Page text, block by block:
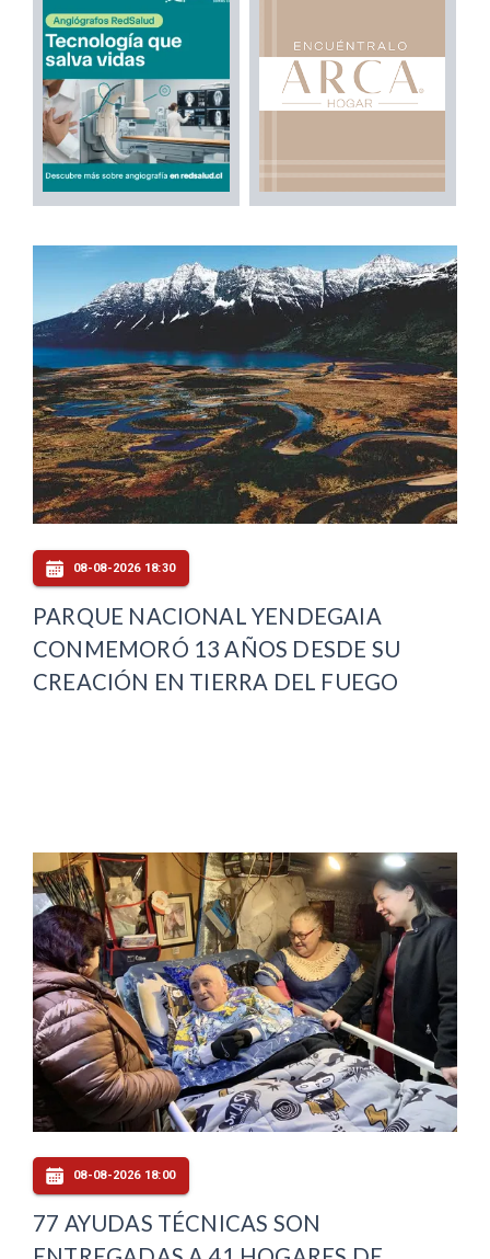
08-08-2026 18:30
PARQUE NACIONAL YENDEGAIA
CONMEMORÓ 13 AÑOS DESDE SU
CREACIÓN EN TIERRA DEL FUEGO
08-08-2026 18:00
77 AYUDAS TÉCNICAS SON